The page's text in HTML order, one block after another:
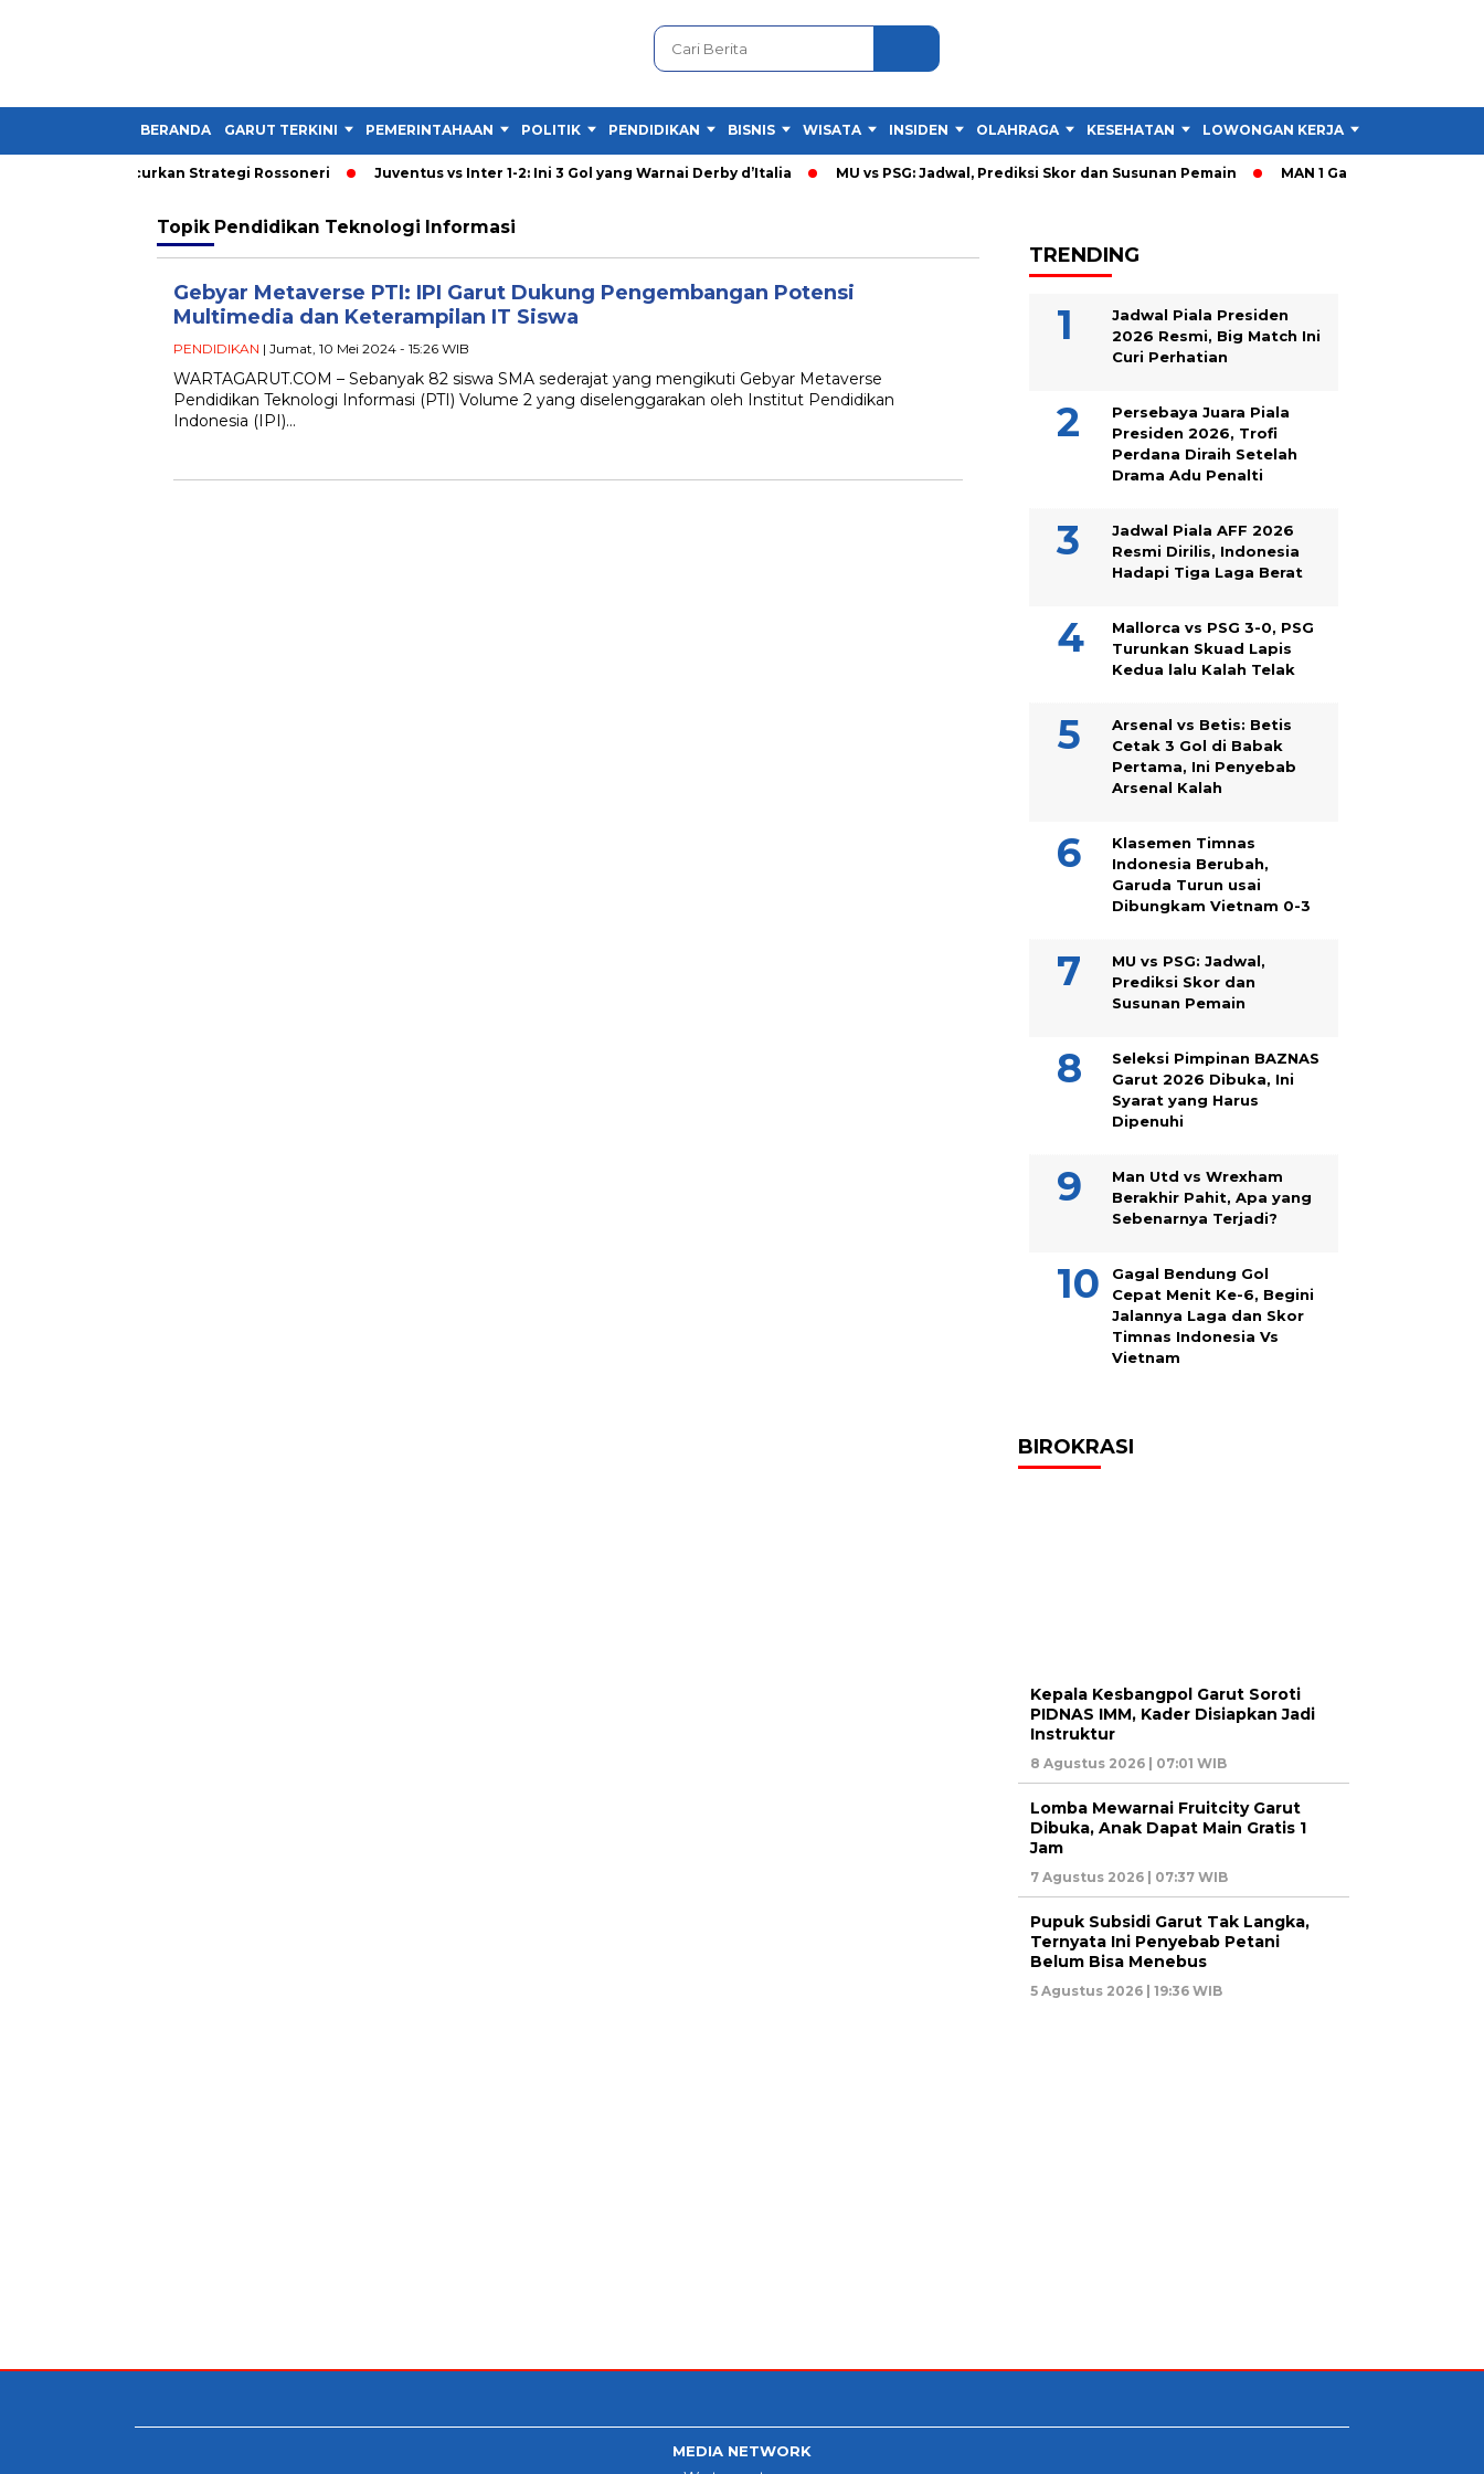
BERANDA GARUT TERKINI PEMERINTAHAAN POLITIK PENDIDIKAN BISNIS WISATA INSIDEN OLAHRAGA KESEHATAN LOWONGAN KERJA
Gol yang Hancurkan Strategi Rossoneri Juventus vs Inter 1-2: Ini 3 Gol yang Warnai Derby d’Italia MU vs PSG: Jadwal, Prediksi Skor dan Susunan Pemain MAN 1 Garut Gelar Cek
Topik Pendidikan Teknologi Informasi
Gebyar Metaverse PTI: IPI Garut Dukung Pengembangan Potensi
Multimedia dan Keterampilan IT Siswa
PENDIDIKAN | Jumat, 10 Mei 2024 - 15:26 WIB
WARTAGARUT.COM – Sebanyak 82 siswa SMA sederajat yang mengikuti Gebyar Metaverse
Pendidikan Teknologi Informasi (PTI) Volume 2 yang diselenggarakan oleh Institut Pendidikan
Indonesia (IPI)…
TRENDING
Jadwal Piala Presiden
2026 Resmi, Big Match Ini
Curi Perhatian
Persebaya Juara Piala
Presiden 2026, Trofi
Perdana Diraih Setelah
Drama Adu Penalti
Jadwal Piala AFF 2026
Resmi Dirilis, Indonesia
Hadapi Tiga Laga Berat
Mallorca vs PSG 3-0, PSG
Turunkan Skuad Lapis
Kedua lalu Kalah Telak
Arsenal vs Betis: Betis
Cetak 3 Gol di Babak
Pertama, Ini Penyebab
Arsenal Kalah
Klasemen Timnas
Indonesia Berubah,
Garuda Turun usai
Dibungkam Vietnam 0-3
MU vs PSG: Jadwal,
Prediksi Skor dan
Susunan Pemain
Seleksi Pimpinan BAZNAS
Garut 2026 Dibuka, Ini
Syarat yang Harus
Dipenuhi
Man Utd vs Wrexham
Berakhir Pahit, Apa yang
Sebenarnya Terjadi?
Gagal Bendung Gol
Cepat Menit Ke-6, Begini
Jalannya Laga dan Skor
Timnas Indonesia Vs
Vietnam
BIROKRASI
Kepala Kesbangpol Garut Soroti
PIDNAS IMM, Kader Disiapkan Jadi
Instruktur
8 Agustus 2026 | 07:01 WIB
Lomba Mewarnai Fruitcity Garut
Dibuka, Anak Dapat Main Gratis 1
Jam
7 Agustus 2026 | 07:37 WIB
Pupuk Subsidi Garut Tak Langka,
Ternyata Ini Penyebab Petani
Belum Bisa Menebus
5 Agustus 2026 | 19:36 WIB
MEDIA NETWORK